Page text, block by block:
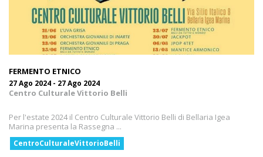
FERMENTO ETNICO
27 Ago 2024 - 27 Ago 2024
Centro Culturale Vittorio Belli
Per l'estate 2024 il Centro Culturale Vittorio Belli di Bellaria Igea
Marina presenta la Rassegna ...
CentroCulturaleVittorioBelli